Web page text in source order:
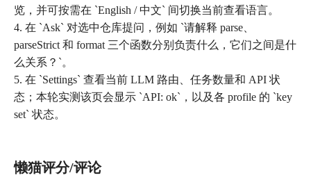
览，并可按需在 `English / 中文` 间切换当前查看语言。
4. 在 `Ask` 对选中仓库提问，例如 `请解释 parse、
parseStrict 和 format 三个函数分别负责什么，它们之间是什
么关系？`。
5. 在 `Settings` 查看当前 LLM 路由、任务数量和 API 状
态；本轮实测该页会显示 `API: ok`，以及各 profile 的 `key
set` 状态。
懒猫评分/评论